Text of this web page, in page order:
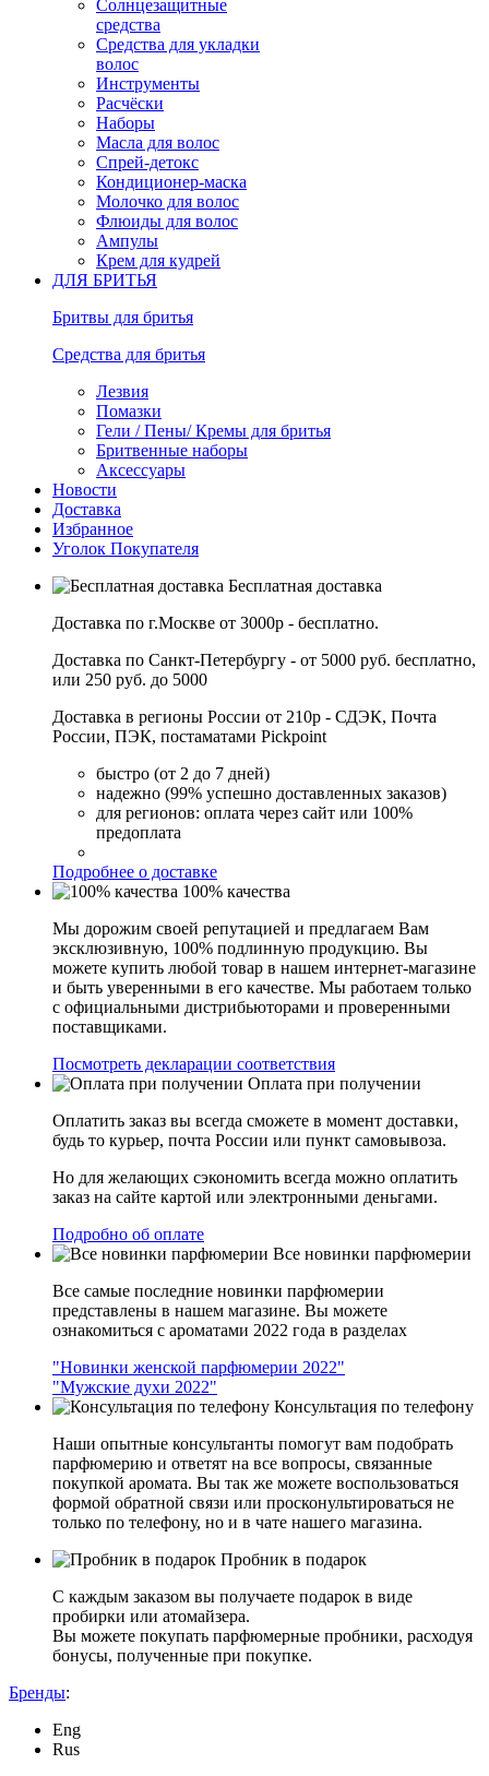
Солнцезащитные
средства
Средства для укладки
волос
Инструменты
Расчёски
Наборы
Масла для волос
Спрей-детокс
Кондиционер-маска
Молочко для волос
Флюиды для волос
Ампулы
Крем для кудрей
ДЛЯ БРИТЬЯ
Бритвы для бритья
Средства для бритья
Лезвия
Помазки
Гели / Пены/ Кремы для бритья
Бритвенные наборы
Аксессуары
Новости
Доставка
Избранное
Уголок Покупателя
Бесплатная доставка
Доставка по г.Москве от 3000р - бесплатно.
Доставка по Санкт-Петербургу - от 5000 руб. бесплатно,
или 250 руб. до 5000
Доставка в регионы России от 210р - СДЭК, Почта
России, ПЭК, постаматами Pickpoint
быстро (от 2 до 7 дней)
надежно (99% успешно доставленных заказов)
для регионов: оплата через сайт или 100%
предоплата
Подробнее о доставке
100% качества
Мы дорожим своей репутацией и предлагаем Вам
эксклюзивную, 100% подлинную продукцию. Вы
можете купить любой товар в нашем интернет-магазине
и быть уверенными в его качестве. Мы работаем только
с официальными дистрибьюторами и проверенными
поставщиками.
Посмотреть декларации соответствия
Оплата при получении
Оплатить заказ вы всегда сможете в момент доставки,
будь то курьер, почта России или пункт самовывоза.
Но для желающих сэкономить всегда можно оплатить
заказ на сайте картой или электронными деньгами.
Подробно об оплате
Все новинки парфюмерии
Все самые последние новинки парфюмерии
представлены в нашем магазине. Вы можете
ознакомиться с ароматами 2022 года в разделах
"Новинки женской парфюмерии 2022"
"Мужские духи 2022"
Консультация по телефону
Наши опытные консультанты помогут вам подобрать
парфюмерию и ответят на все вопросы, связанные
покупкой аромата. Вы так же можете воспользоваться
формой обратной связи или просконультироваться не
только по телефону, но и в чате нашего магазина.
Пробник в подарок
С каждым заказом вы получаете подарок в виде
пробирки или атомайзера.
Вы можете покупать парфюмерные пробники, расходуя
бонусы, полученные при покупке.
Бренды:
Eng
Rus